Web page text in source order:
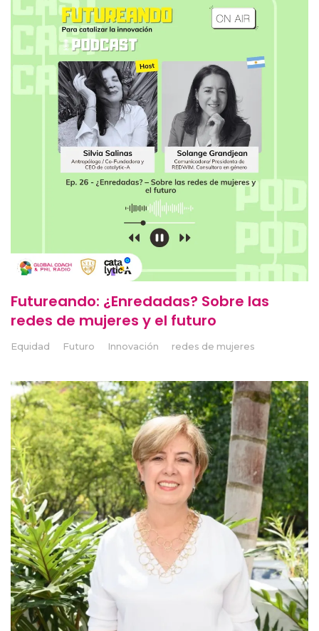
Futureando: ¿Enredadas? Sobre las
redes de mujeres y el futuro
Equidad Futuro Innovación redes de mujeres